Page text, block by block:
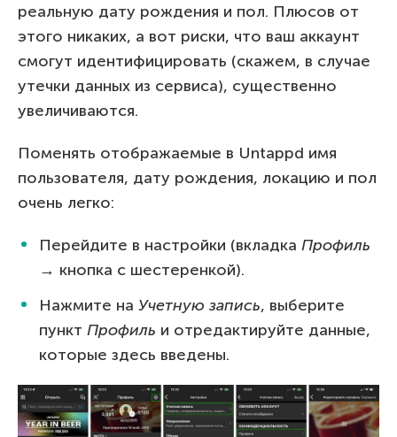
реальную дату рождения и пол. Плюсов от
этого никаких, а вот риски, что ваш аккаунт
смогут идентифицировать (скажем, в случае
утечки данных из сервиса), существенно
увеличиваются.
Поменять отображаемые в Untappd имя
пользователя, дату рождения, локацию и пол
очень легко:
Перейдите в настройки (вкладка Профиль
→ кнопка с шестеренкой).
Нажмите на Учетную запись, выберите
пункт Профиль и отредактируйте данные,
которые здесь введены.